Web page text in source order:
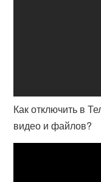
Как отключить в
видео и файлов?